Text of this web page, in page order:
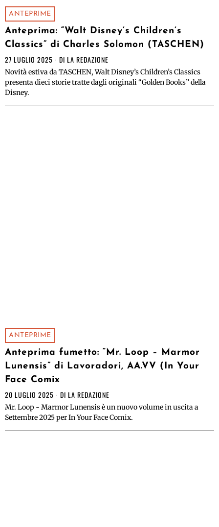
ANTEPRIME
Anteprima: “Walt Disney’s Children’s
Classics” di Charles Solomon (TASCHEN)
27 LUGLIO 2025 DI LA REDAZIONE
Novità estiva da TASCHEN, Walt Disney’s Children’s Classics
presenta dieci storie tratte dagli originali “Golden Books” della
Disney.
ANTEPRIME
Anteprima fumetto: “Mr. Loop – Marmor
Lunensis” di Lavoradori, AA.VV (In Your
Face Comix
20 LUGLIO 2025 DI LA REDAZIONE
Mr. Loop - Marmor Lunensis è un nuovo volume in uscita a
Settembre 2025 per In Your Face Comix.